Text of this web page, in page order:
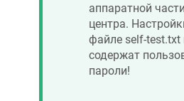
аппаратной
центра.
файле self-test.txt
содержат
пароли!